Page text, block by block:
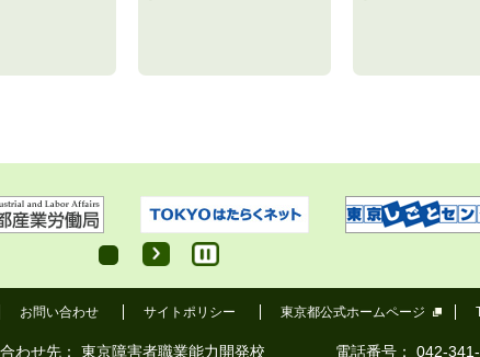
お問い合わせ サイトポリシー 東京都公式ホームページ
わせ先： 東京障害者職業能力開発校 電話番号： 042-